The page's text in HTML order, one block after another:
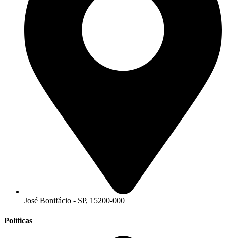
José Bonifácio - SP, 15200-000
Políticas